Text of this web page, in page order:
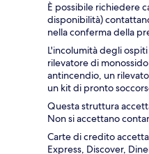
È possibile richiedere
disponibilità)
nella conferma della
L'incolumità degli
rilevatore di
antincendio, un
un kit di pronto
Questa struttura
Non si accettano
Carte di credito
Express, Discover,